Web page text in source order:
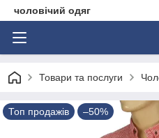
чоловічий одяг
Товари та послуги
Топ продажів –50%